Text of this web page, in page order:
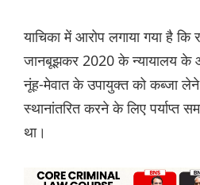
याचिका में आरोप लगाया गया है कि
जानबूझकर 2020 के न्यायालय के
नूंह-मेवात के उपायुक्त को कब्जा लेने
स्थानांतरित करने के लिए पर्याप्त
था।